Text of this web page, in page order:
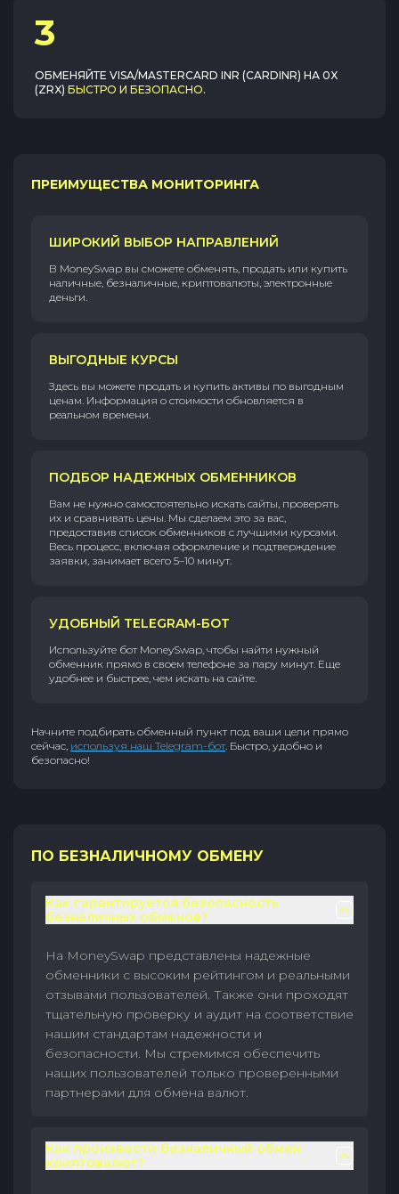
3
ОБМЕНЯЙТЕ VISA/MASTERCARD INR (CARDINR) НА 0X
(ZRX) БЫСТРО И БЕЗОПАСНО.
ПРЕИМУЩЕСТВА МОНИТОРИНГА
ШИРОКИЙ ВЫБОР НАПРАВЛЕНИЙ
В MoneySwap вы сможете обменять, продать или купить
наличные, безналичные, криптовалюты, электронные
деньги.
ВЫГОДНЫЕ КУРСЫ
Здесь вы можете продать и купить активы по выгодным
ценам. Информация о стоимости обновляется в
реальном времени.
ПОДБОР НАДЕЖНЫХ ОБМЕННИКОВ
Вам не нужно самостоятельно искать сайты, проверять
их и сравнивать цены. Мы сделаем это за вас,
предоставив список обменников с лучшими курсами.
Весь процесс, включая оформление и подтверждение
заявки, занимает всего 5–10 минут.
УДОБНЫЙ TELEGRAM-БОТ
Используйте бот MoneySwap, чтобы найти нужный
обменник прямо в своем телефоне за пару минут. Еще
удобнее и быстрее, чем искать на сайте.
Начните подбирать обменный пункт под ваши цели прямо
сейчас, используя наш Telegram-бот. Быстро, удобно и
безопасно!
ПО БЕЗНАЛИЧНОМУ ОБМЕНУ
Как гарантируется безопасность
безналичных обменов?
На MoneySwap представлены надежные
обменники с высоким рейтингом и реальными
отзывами пользователей. Также они проходят
тщательную проверку и аудит на соответствие
нашим стандартам надежности и
безопасности. Мы стремимся обеспечить
наших пользователей только проверенными
партнерами для обмена валют.
Как произвести безналичный обмен
криптовалют?